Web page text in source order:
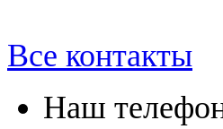
Все контакты
Наш